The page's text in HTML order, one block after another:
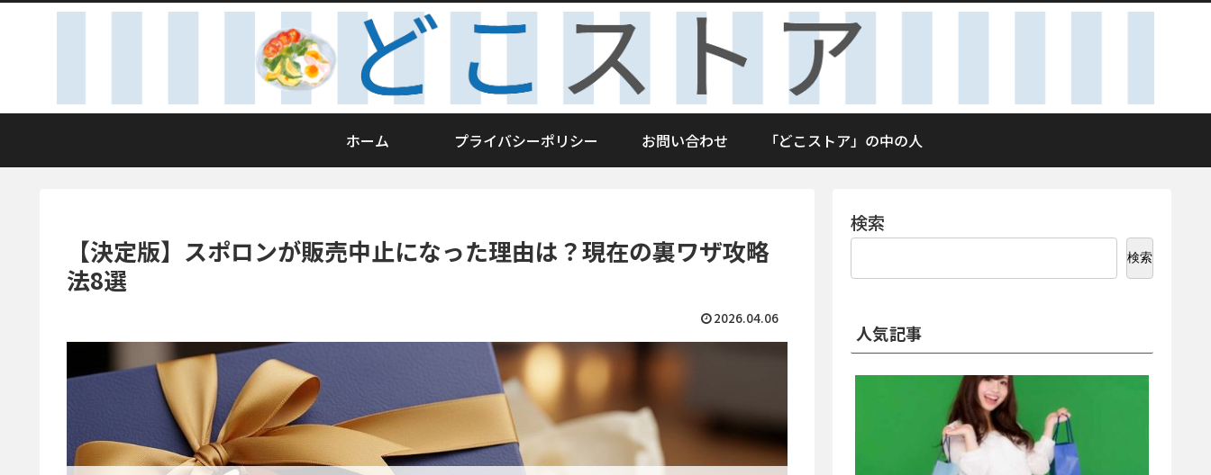
ホーム プライバシーポリシー お問い合わせ 「どこストア」の中の人
【決定版】スポロンが販売中止になった理由は？現在の裏ワザ攻略
法8選
2026.04.06
検索
検索
人気記事